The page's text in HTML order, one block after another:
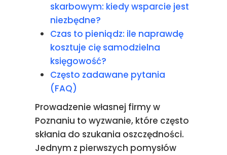
skarbowym: kiedy wsparcie jest
niezbędne?
Czas to pieniądz: ile naprawdę
kosztuje cię samodzielna
księgowość?
Często zadawane pytania
(FAQ)
Prowadzenie własnej firmy w
Poznaniu to wyzwanie, które często
skłania do szukania oszczędności.
Jednym z pierwszych pomysłów